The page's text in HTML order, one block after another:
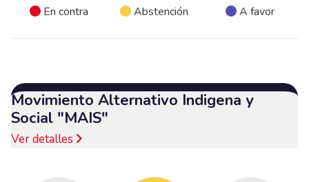
En contra Abstención A favor
Movimiento Alternativo Indigena y
Social "MAIS"
Ver detalles